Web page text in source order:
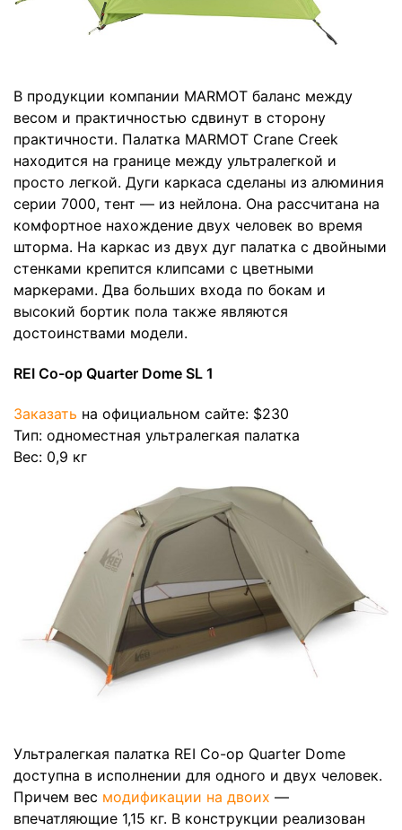
В продукции компании MARMOT баланс между
весом и практичностью сдвинут в сторону
практичности. Палатка MARMOT Crane Creek
находится на границе между ультралегкой и
просто легкой. Дуги каркаса сделаны из алюминия
серии 7000, тент — из нейлона. Она рассчитана на
комфортное нахождение двух человек во время
шторма. На каркас из двух дуг палатка с двойными
стенками крепится клипсами с цветными
маркерами. Два больших входа по бокам и
высокий бортик пола также являются
достоинствами модели.
REI Co-op Quarter Dome SL 1
Заказать на официальном сайте: $230
Тип: одноместная ультралегкая палатка
Вес: 0,9 кг
Ультралегкая палатка REI Co-op Quarter Dome
доступна в исполнении для одного и двух человек.
Причем вес модификации на двоих —
впечатляющие 1,15 кг. В конструкции реализован